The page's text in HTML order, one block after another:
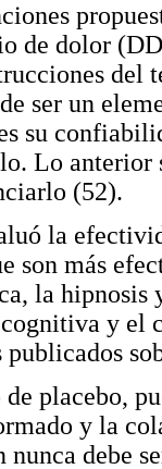
de dolor
del
ser un
su
Lo anterior
(52).
la
son más
la hipnosis
y el
publicados
de placebo,
y la
debe